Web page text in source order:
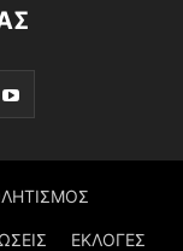
ΕΚΛΟΓΕΣ